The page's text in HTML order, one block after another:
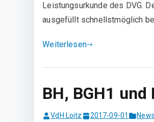
Leistungsurkunde des DVG.
ausgefüllt schnellstmöglich
Weiterlesen
BH, BGH1
VdH Loitz 2017-09-01 News